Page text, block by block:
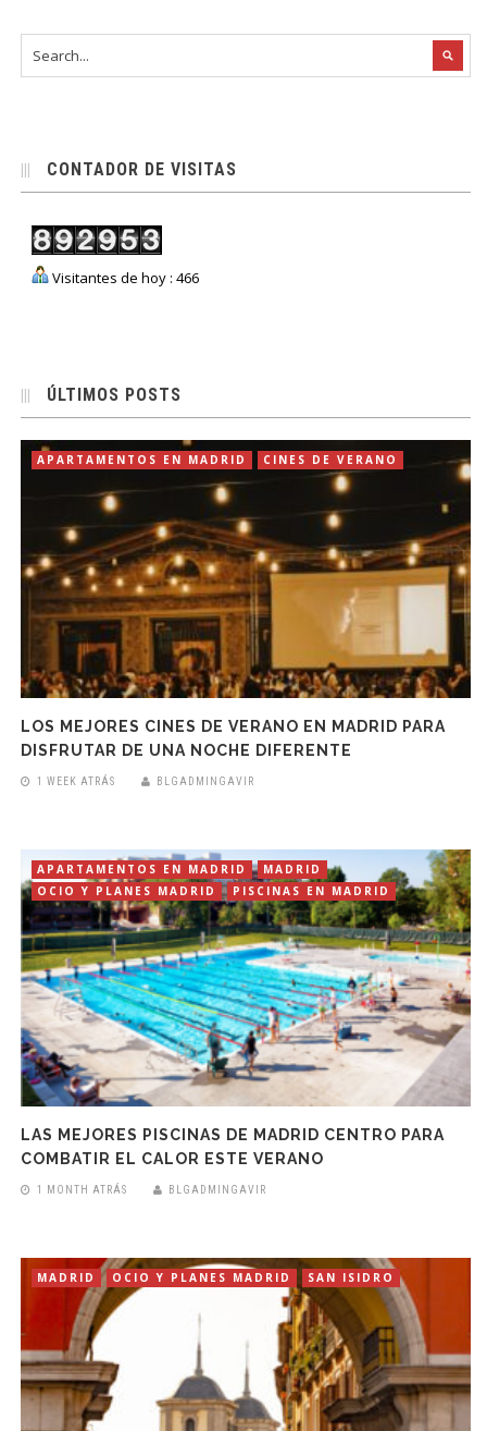
CONTADOR DE VISITAS
Visitantes de hoy : 466
ÚLTIMOS POSTS
APARTAMENTOS EN MADRID CINES DE VERANO
LOS MEJORES CINES DE VERANO EN MADRID PARA
DISFRUTAR DE UNA NOCHE DIFERENTE
1 WEEK ATRÁS BLGADMINGAVIR
APARTAMENTOS EN MADRID
MADRID
OCIO Y PLANES MADRID
PISCINAS EN MADRID
LAS MEJORES PISCINAS DE MADRID CENTRO PARA
COMBATIR EL CALOR ESTE VERANO
1 MONTH ATRÁS BLGADMINGAVIR
MADRID OCIO Y PLANES MADRID SAN ISIDRO